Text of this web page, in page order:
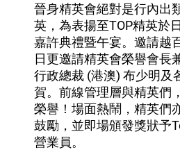
晉身精英會絕對是行內出
英，為表揚至TOP精英於
嘉許典禮暨午宴。邀請越
日更邀請精英會榮譽會長
行政總裁 (港澳) 布少明及
賀。前線管理層與精英們
榮譽！場面熱鬧，精英們
鼓勵，並即場頒發獎狀予
營業員。